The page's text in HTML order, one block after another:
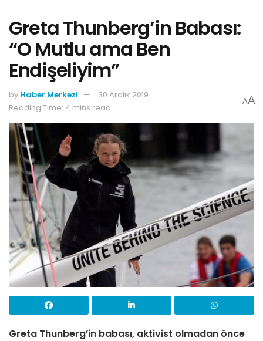
Greta Thunberg’in Babası:
“O Mutlu ama Ben
Endişeliyim”
by Haber Merkezi
30 Aralık 2019
Reading Time: 4 mins read
AA
Greta Thunberg’in babası, aktivist olmadan önce